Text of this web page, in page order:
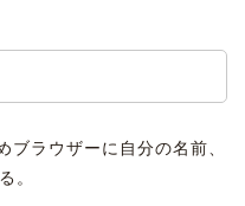
ラウザーに自分の名前、
。